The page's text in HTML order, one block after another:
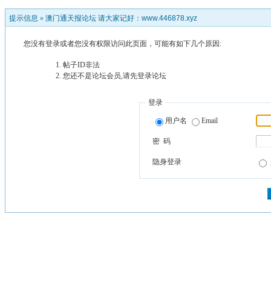
提示信息 » 澳门通天报论坛 请大家记好：www.446878.xyz
您没有登录或者您没有权限访问此页面，可能有如下几个原因:
帖子ID非法
您还不是论坛会员,请先登录论坛
登录
用户名 Email
密 码
隐身登录